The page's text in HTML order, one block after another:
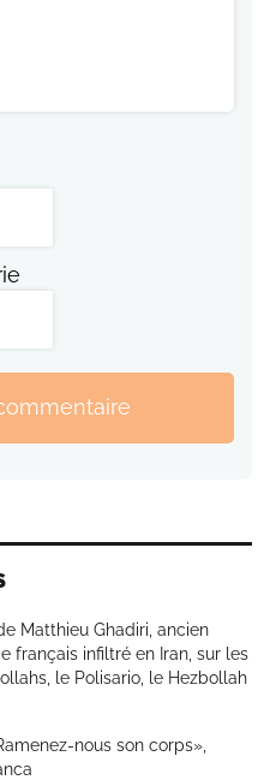
Matthieu Ghadiri, ancien
français infiltré en Iran, sur les
le Polisario, le Hezbollah
nous son corps»,